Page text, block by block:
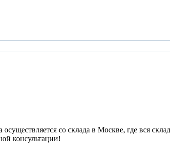
со склада в Москве, где вся
консультации!